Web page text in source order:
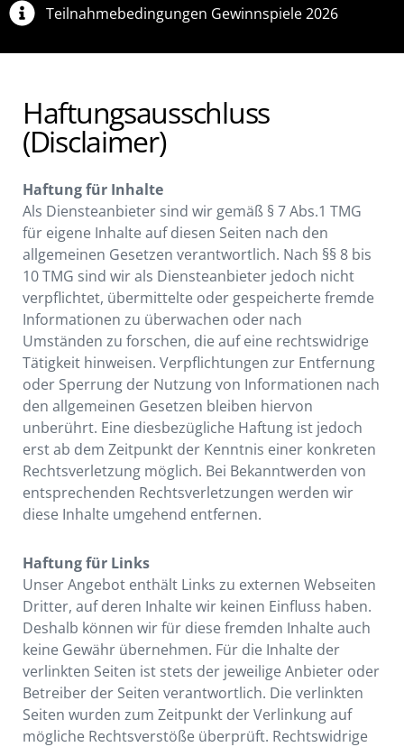
Teilnahmebedingungen Gewinnspiele 2026
Haftungsausschluss
(Disclaimer)
Haftung für Inhalte
Als Diensteanbieter sind wir gemäß § 7 Abs.1 TMG
für eigene Inhalte auf diesen Seiten nach den
allgemeinen Gesetzen verantwortlich. Nach §§ 8 bis
10 TMG sind wir als Diensteanbieter jedoch nicht
verpflichtet, übermittelte oder gespeicherte fremde
Informationen zu überwachen oder nach
Umständen zu forschen, die auf eine rechtswidrige
Tätigkeit hinweisen. Verpflichtungen zur Entfernung
oder Sperrung der Nutzung von Informationen nach
den allgemeinen Gesetzen bleiben hiervon
unberührt. Eine diesbezügliche Haftung ist jedoch
erst ab dem Zeitpunkt der Kenntnis einer konkreten
Rechtsverletzung möglich. Bei Bekanntwerden von
entsprechenden Rechtsverletzungen werden wir
diese Inhalte umgehend entfernen.
Haftung für Links
Unser Angebot enthält Links zu externen Webseiten
Dritter, auf deren Inhalte wir keinen Einfluss haben.
Deshalb können wir für diese fremden Inhalte auch
keine Gewähr übernehmen. Für die Inhalte der
verlinkten Seiten ist stets der jeweilige Anbieter oder
Betreiber der Seiten verantwortlich. Die verlinkten
Seiten wurden zum Zeitpunkt der Verlinkung auf
mögliche Rechtsverstöße überprüft. Rechtswidrige